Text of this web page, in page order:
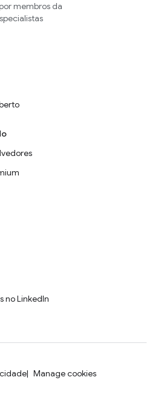
membros da
no LinkedIn
Manage cookies